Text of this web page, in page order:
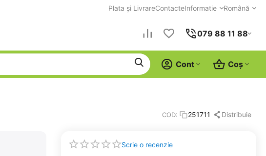
Plata și LivrareContacteInformatie Română
079 88 11 88
Coș
Cont
COD: 251711 Distribuie
Scrie o recenzie